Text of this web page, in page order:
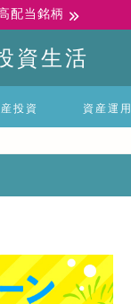
配当銘柄
資生活
投資 資産運用